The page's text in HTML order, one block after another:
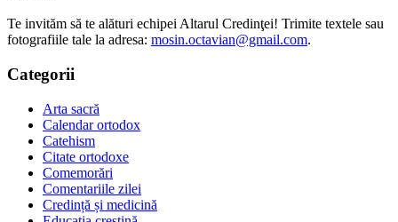
Te invităm să te alături echipei Altarul Credinţei! Trimite textele sau
fotografiile tale la adresa: mosin.octavian@gmail.com.
Categorii
Arta sacră
Calendar ortodox
Catehism
Citate ortodoxe
Comemorări
Comentariile zilei
Credință și medicină